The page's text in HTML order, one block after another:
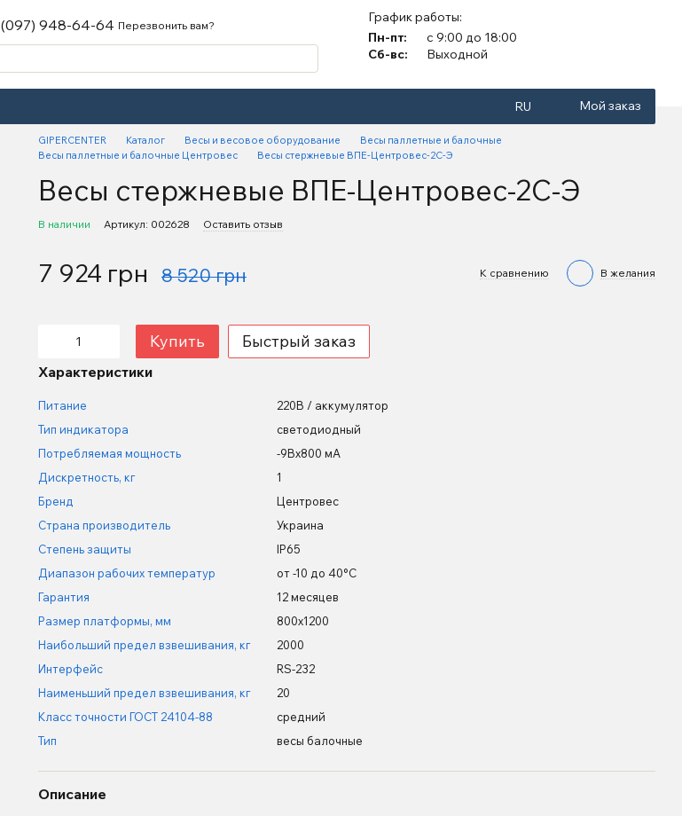
(097) 948-64-64 Перезвонить вам?
График работы:
Пн-пт:
с 9:00 до 18:00
Сб-вс:
Выходной
RU Мой заказ
GIPERCENTER Каталог Весы и весовое оборудование
Весы паллетные и балочные
Весы паллетные и балочные Центровес
Весы стержневые ВПЕ-Центровес-2С-Э
Весы стержневые ВПЕ-Центровес-2С-Э
В наличии Артикул: 002628 Оставить отзыв
7 924 грн 8 520 грн К сравнению В желания
Купить Быстрый заказ
Характеристики
Питание
220В / аккумулятор
Тип индикатора
светодиодный
Потребляемая мощность
-9Вх800 мА
Дискретность, кг
1
Бренд
Центровес
Страна производитель
Украина
Степень защиты
IP65
Диапазон рабочих температур
от -10 до 40°С
Гарантия
12 месяцев
Размер платформы, мм
800х1200
Наибольший предел взвешивания, кг
2000
Интерфейс
RS-232
Наименьший предел взвешивания, кг
20
Класс точности ГОСТ 24104-88
средний
Тип
весы балочные
Описание